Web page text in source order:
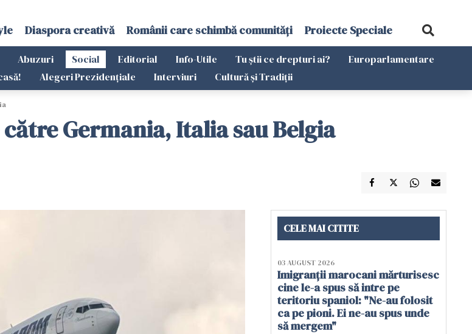
Diaspora creativă Românii care schimbă comunități Proiecte Speciale
Abuzuri Social Editorial Info-Utile Tu știi ce drepturi ai?
Europarlamentare
Alegeri Prezidențiale Interviuri Cultură și Tradiții
Germania, Italia sau Belgia
CELE MAI CITITE
03 AUGUST 2026
Imigranții marocani mărturisesc
cine le-a spus să intre pe
teritoriu spaniol: "Ne-au folosit
ca pe pioni. Ei ne-au spus unde
să mergem"